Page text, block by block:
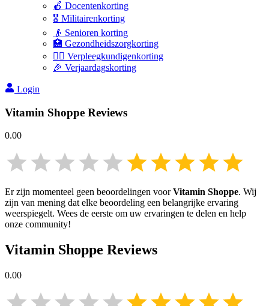
🍎 Docentenkorting
🎖️ Militairenkorting
👴 Senioren korting
🏥 Gezondheidszorgkorting
👩‍⚕️ Verpleegkundigenkorting
🎉 Verjaardagskorting
Login
Vitamin Shoppe Reviews
0.00
Er zijn momenteel geen beoordelingen voorVitamin Shoppe. Wij
zijn van mening dat elke beoordeling een belangrijke ervaring
weerspiegelt. Wees de eerste om uw ervaringen te delen en help
onze community!
Vitamin Shoppe Reviews
0.00